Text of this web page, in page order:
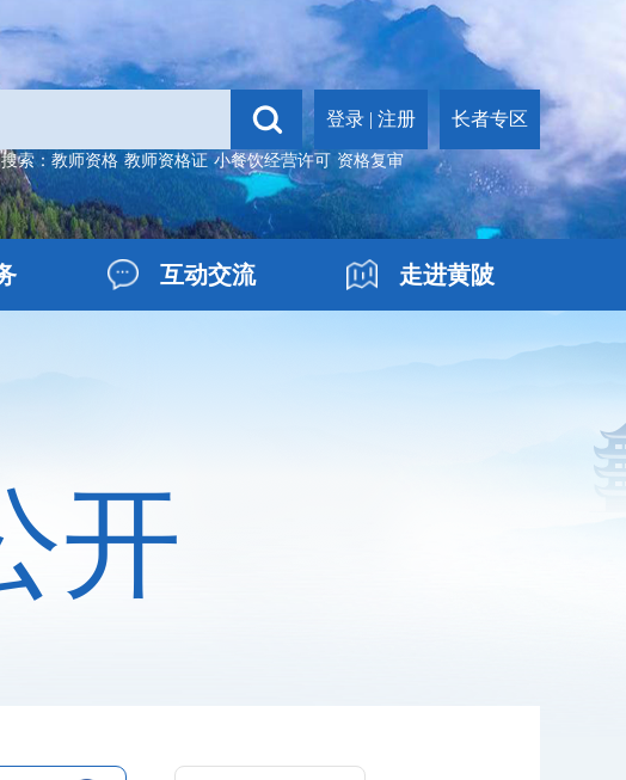
登录 | 注册 长者专区
索： 教师资格 教师资格证 小餐饮经营许可 资格复审
互动交流 走进黄陂
开